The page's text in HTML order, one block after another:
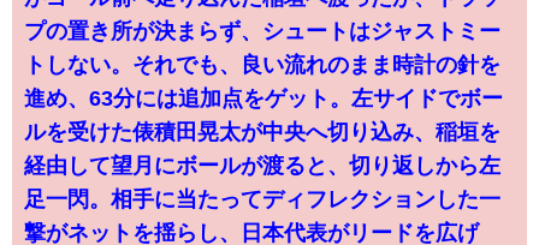
プの置き所が決まらず、シュートはジャストミー
トしない。それでも、良い流れのまま時計の針を
進め、63分には追加点をゲット。左サイドでボー
ルを受けた俵積田晃太が中央へ切り込み、稲垣を
経由して望月にボールが渡ると、切り返しから左
足一閃。相手に当たってディフレクションした一
撃がネットを揺らし、日本代表がリードを広げ